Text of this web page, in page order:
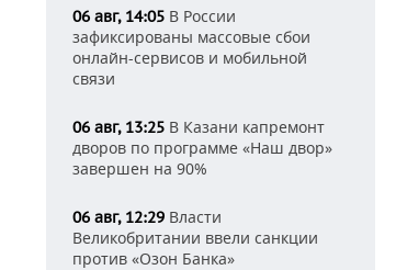
06 авг, 14:05 В России
зафиксированы массовые сбои
онлайн-сервисов и мобильной
связи
06 авг, 13:25 В Казани капремонт
дворов по программе «Наш двор»
завершен на 90%
06 авг, 12:29 Власти
Великобритании ввели санкции
против «Озон Банка»